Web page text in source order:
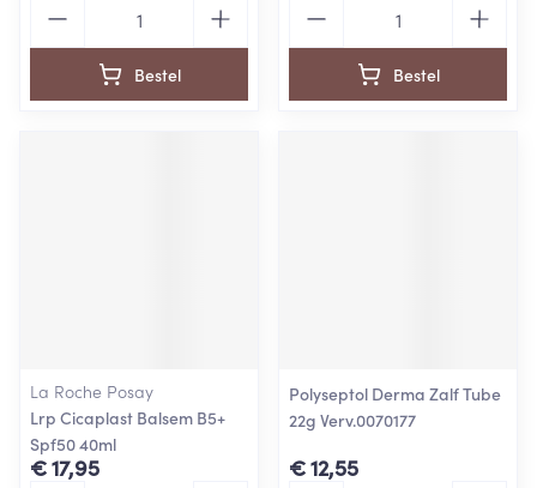
Bestel Bestel
La Roche Posay
Lrp Cicaplast Balsem B5+
Spf50 40ml
€ 17,95
Polyseptol Derma Zalf Tube
22g Verv.0070177
€ 12,55